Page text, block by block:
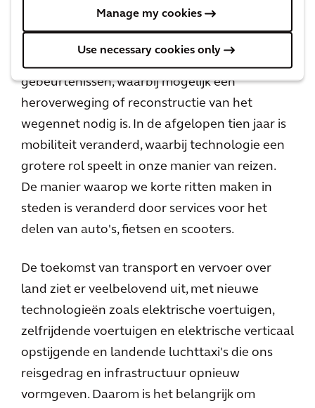
Manage my cookies
Use necessary cookies only
vervoer over land
gebeurtenissen, waarbij mogelijk een
heroverweging of reconstructie van het
wegennet nodig is. In de afgelopen tien jaar is
mobiliteit veranderd, waarbij technologie een
grotere rol speelt in onze manier van reizen.
De manier waarop we korte ritten maken in
steden is veranderd door services voor het
delen van auto's, fietsen en scooters.
De toekomst van transport en vervoer over
land ziet er veelbelovend uit, met nieuwe
technologieën zoals elektrische voertuigen,
zelfrijdende voertuigen en elektrische verticaal
opstijgende en landende luchttaxi's die ons
reisgedrag en infrastructuur opnieuw
vormgeven. Daarom is het belangrijk om